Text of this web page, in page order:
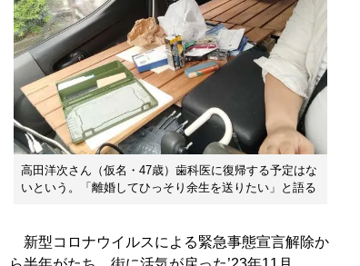
高田洋次さん（仮名・47歳）歯科医に復帰する予定はな
いという。「離婚してひっそり余生を送りたい」と語る
新型コロナウイルスによる緊急事態宣言解除か